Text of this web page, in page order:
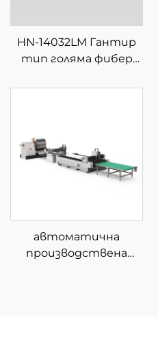
HN-14032LM Гантир
тип голяма фибер
рязане
автоматична
производствена